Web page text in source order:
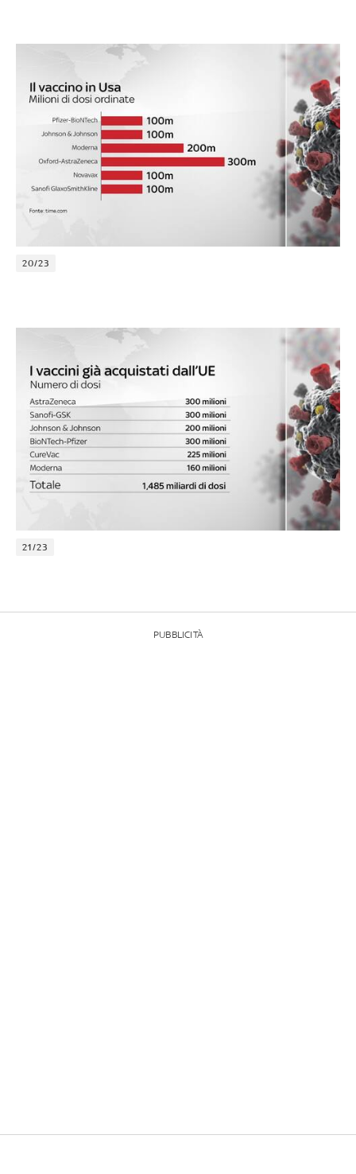
20/23
21/23
PUBBLICITÀ